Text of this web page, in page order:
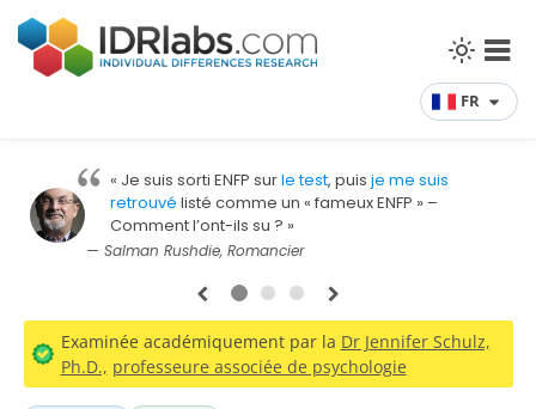
FR
« Je suis sorti ENFP surle test, puis je me suis
retrouvé listé comme un « fameux ENFP » –
Comment l’ont-ils su ? »
— Salman Rushdie, Romancier
2 3
Examinée académiquement par la Dr Jennifer Schulz,
Ph.D., professeure associée de psychologie